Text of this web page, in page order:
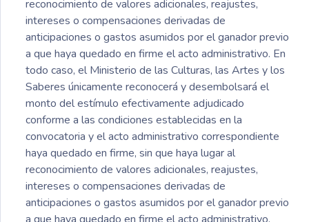
reconocimiento de valores adicionales, reajustes,
intereses o compensaciones derivadas de
anticipaciones o gastos asumidos por el ganador previo
a que haya quedado en firme el acto administrativo. En
todo caso, el Ministerio de las Culturas, las Artes y los
Saberes únicamente reconocerá y desembolsará el
monto del estímulo efectivamente adjudicado
conforme a las condiciones establecidas en la
convocatoria y el acto administrativo correspondiente
haya quedado en firme, sin que haya lugar al
reconocimiento de valores adicionales, reajustes,
intereses o compensaciones derivadas de
anticipaciones o gastos asumidos por el ganador previo